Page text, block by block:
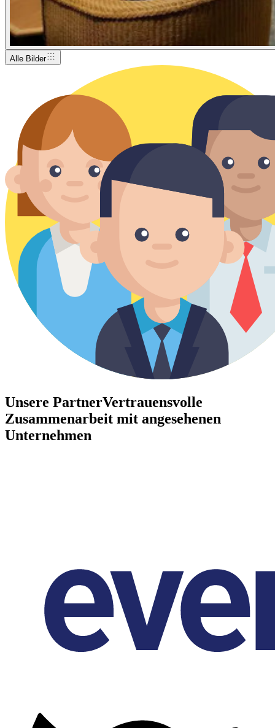
Alle Bilder
Unsere PartnerVertrauensvolle
Zusammenarbeit mit angesehenen
Unternehmen